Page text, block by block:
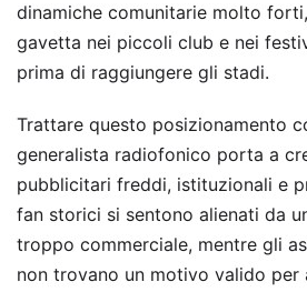
dinamiche comunitarie molto
gavetta nei piccoli club e nei
prima di raggiungere gli stadi.
Trattare questo posizionamento
generalista radiofonico porta a
pubblicitari freddi, istituzionali e
fan storici si sentono alienati da
troppo commerciale, mentre gli
non trovano un motivo valido per